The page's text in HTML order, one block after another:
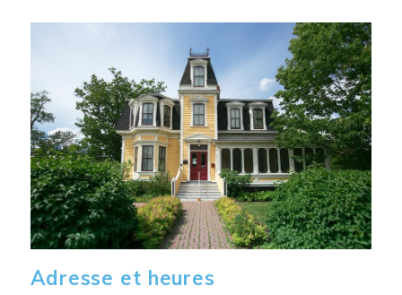
Adresse et heures